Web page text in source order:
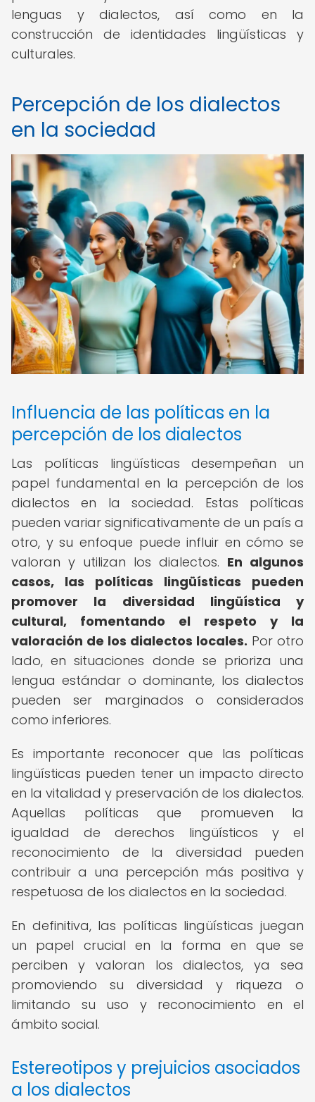
lenguas y dialectos, así como en la
construcción de identidades lingüísticas y
culturales.
Percepción de los dialectos
en la sociedad
Influencia de las políticas en la
percepción de los dialectos
Las políticas lingüísticas desempeñan un
papel fundamental en la percepción de los
dialectos en la sociedad. Estas políticas
pueden variar significativamente de un país a
otro, y su enfoque puede influir en cómo se
valoran y utilizan los dialectos. En algunos
casos, las políticas lingüísticas pueden
promover la diversidad lingüística y
cultural, fomentando el respeto y la
valoración de los dialectos locales. Por otro
lado, en situaciones donde se prioriza una
lengua estándar o dominante, los dialectos
pueden ser marginados o considerados
como inferiores.
Es importante reconocer que las políticas
lingüísticas pueden tener un impacto directo
en la vitalidad y preservación de los dialectos.
Aquellas políticas que promueven la
igualdad de derechos lingüísticos y el
reconocimiento de la diversidad pueden
contribuir a una percepción más positiva y
respetuosa de los dialectos en la sociedad.
En definitiva, las políticas lingüísticas juegan
un papel crucial en la forma en que se
perciben y valoran los dialectos, ya sea
promoviendo su diversidad y riqueza o
limitando su uso y reconocimiento en el
ámbito social.
Estereotipos y prejuicios asociados
a los dialectos